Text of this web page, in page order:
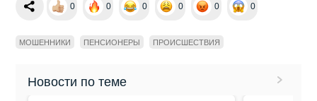
0 0 0 0 0 0
МОШЕННИКИ ПЕНСИОНЕРЫ ПРОИСШЕСТВИЯ
Новости по теме